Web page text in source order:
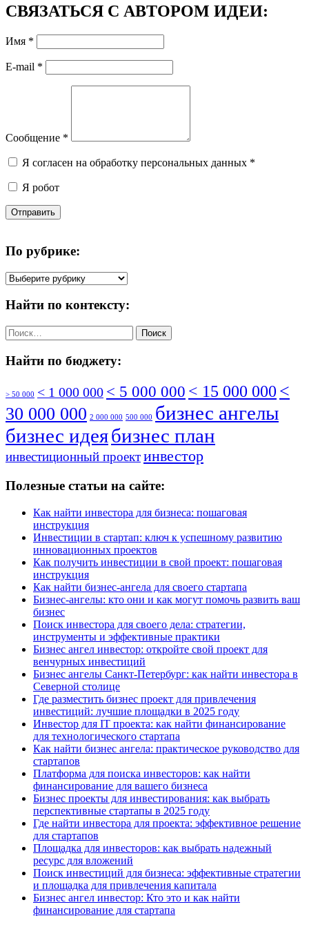
СВЯЗАТЬСЯ С АВТОРОМ ИДЕИ:
Имя *
E-mail *
Сообщение *
Я согласен на обработку персональных данных *
Я робот
Отправить
По рубрике:
По
Найти по контексту:
Найти:
Найти по бюджету:
> 50 000 < 1 000 000 < 5 000 000 < 15 000 000 <
30 000 000 2 000 000 500 000 бизнес ангелы
бизнес идеябизнес план
инвестиционный проект инвестор
Полезные статьи на сайте:
Как найти инвестора для бизнеса: пошаговая
инструкция
Инвестиции в стартап: ключ к успешному развитию
инновационных проектов
Как получить инвестиции в свой проект: пошаговая
инструкция
Как найти бизнес-ангела для своего стартапа
Бизнес-ангелы: кто они и как могут помочь развить ваш
бизнес
Поиск инвестора для своего дела: стратегии,
инструменты и эффективные практики
Бизнес ангел инвестор: откройте свой проект для
венчурных инвестиций
Бизнес ангелы Санкт-Петербург: как найти инвестора в
Северной столице
Где разместить бизнес проект для привлечения
инвестиций: лучшие площадки в 2025 году
Инвестор для IT проекта: как найти финансирование
для технологического стартапа
Как найти бизнес ангела: практическое руководство для
стартапов
Платформа для поиска инвесторов: как найти
финансирование для вашего бизнеса
Бизнес проекты для инвестирования: как выбрать
перспективные стартапы в 2025 году
Где найти инвестора для проекта: эффективное решение
для стартапов
Площадка для инвесторов: как выбрать надежный
ресурс для вложений
Поиск инвестиций для бизнеса: эффективные стратегии
и площадка для привлечения капитала
Бизнес ангел инвестор: Кто это и как найти
финансирование для стартапа